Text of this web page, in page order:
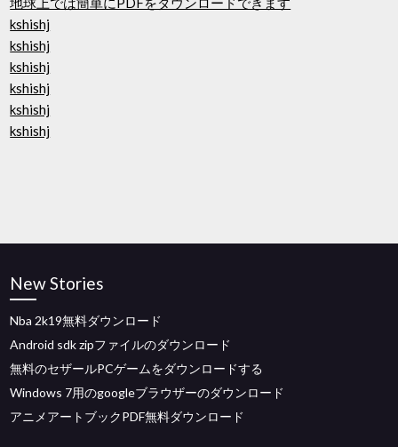
kshishj
kshishj
kshishj
kshishj
kshishj
kshishj
New Stories
Nba 2k19無料ダウンロード
Android sdk zipファイルのダウンロード
無料のセザールPCゲームをダウンロードする
Windows 7用のgoogleブラウザーのダウンロード
アニメアートブックPDF無料ダウンロード